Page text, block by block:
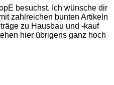
besuchst. Ich wünsche dir
zahlreichen bunten Artikeln
zu Hausbau und -kauf
hier übrigens ganz hoch